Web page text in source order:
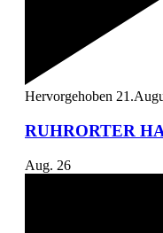
Hervorgehoben
RUHRORTER
Aug. 26